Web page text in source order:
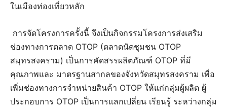
ในเมืองท่องเที่ยวหลัก
การจัดโครงการครั้งนี้ จึงเป็นกิจกรรมโครงการส่งเสริม
ช่องทางการตลาด OTOP (ตลาดนัดชุมชน OTOP
สมุทรสงคราม) เป็นการคัดสรรผลิตภัณฑ์ OTOP ที่มี
คุณภาพและ มาตรฐานสากลของจังหวัดสมุทรสงคราม เพื่อ
เพิ่มช่องทางการจำหน่ายสินค้า OTOP ให้แก่กลุ่มผู้ผลิต ผู้
ประกอบการ OTOP เป็นการแลกเปลี่ยน เรียนรู้ ระหว่างกลุ่ม